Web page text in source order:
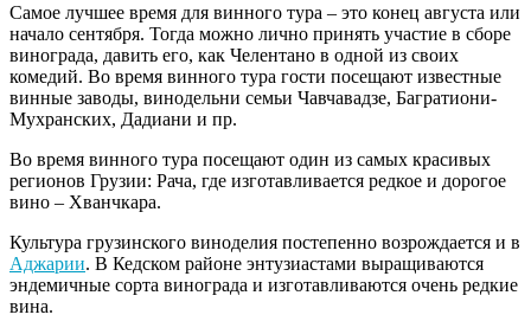
Самое лучшее время для винного тура – это конец августа или
начало сентября. Тогда можно лично принять участие в сборе
винограда, давить его, как Челентано в одной из своих
комедий. Во время винного тура гости посещают известные
винные заводы, винодельни семьи Чавчавадзе, Багратиони-
Мухранских, Дадиани и пр.
Во время винного тура посещают один из самых красивых
регионов Грузии: Рача, где изготавливается редкое и дорогое
вино – Хванчкара.
Культура грузинского виноделия постепенно возрождается и в
Аджарии. В Кедском районе энтузиастами выращиваются
эндемичные сорта винограда и изготавливаются очень редкие
вина.